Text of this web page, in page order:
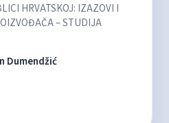
HRVATSKOJ: IZAZOVI I
– STUDIJA
Dumendžić